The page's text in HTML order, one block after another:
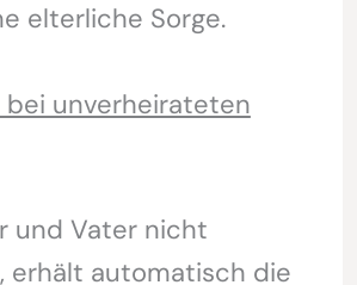
elterliche Sorge.
unverheirateten
und Vater nicht
erhält automatisch die